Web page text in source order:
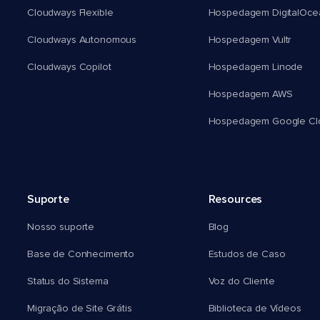
Cloudways Flexible
Cloudways Autonomous
Cloudways Copilot
Hospedagem
Hospedagem Vultr
Hospedagem Linode
Hospedagem AWS
Hospedagem Google
Suporte
Nosso suporte
Base de Conhecimento
Status do Sistema
Migração de Site Grátis
Resources
Blog
Estudos de Caso
Voz do Cliente
Biblioteca de Vídeos